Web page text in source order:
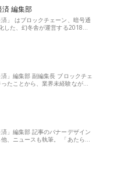
編集部
済」 はブロックチェーン、暗号通
した、幻冬舎が運営する2018…
済」編集部 副編集長 ブロックチェ
たことから、業界未経験なが…
済」編集部 記事のバナーデザイン
、ニュースも執筆。 「あたら…